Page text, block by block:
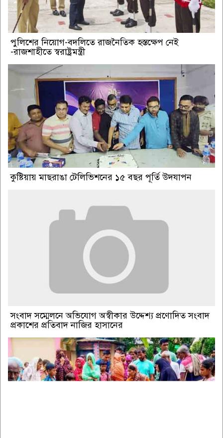
পুলিশের নিয়োগ-বদলিতে রাজনৈতিক হস্তক্ষেপ নেই
-রাজশাহীতে স্বরাষ্ট্রমন্ত্রী
কুষ্টিয়ায় মাছরাঙা টেলিভিশনের ১৫ বছর পূর্তি উদযাপন
সংবাদ সম্মেলনে অভিযোগ অস্বীকার উদ্দেশ্য প্রণোদিত সংবাদ
প্রকাশের প্রতিবাদ নাজির হাসানের